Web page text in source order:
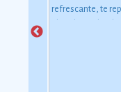
refrescante, te